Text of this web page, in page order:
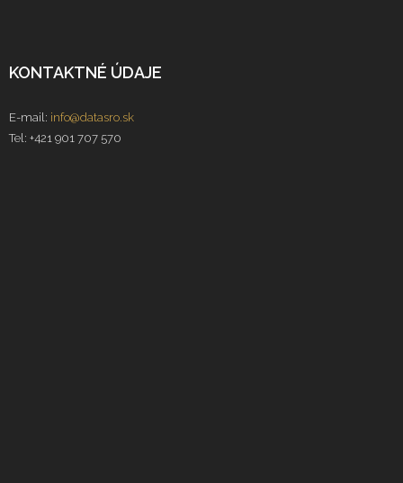
KONTAKTNÉ ÚDAJE
E-mail: info@datasro.sk
Tel: +421 901 707 570